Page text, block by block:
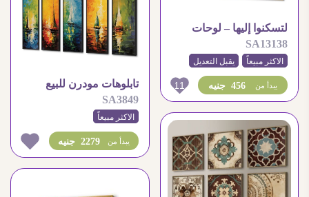
لتسكنوا إليها – لوحات
مودرن لغرف النوم
SA13138
الاكثر مبيعاً يقبل التعديل
456 جنيه يبدأ من 11
تابلوهات مودرن للبيع
مصر
SA3849
الاكثر مبيعاً
2279 جنيه يبدأ من